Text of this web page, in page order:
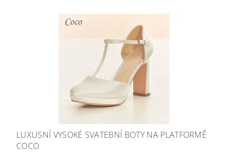
LUXUSNÍ VYSOKÉ SVATEBNÍ BOTY NA PLATFORMĚ
COCO